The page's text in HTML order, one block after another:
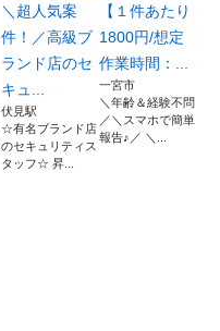
＼超人気案
件！／高級ブ
ランド店のセ
キュ...
伏見駅
☆有名ブランド店
のセキュリティス
タッフ☆ 昇...
【１件あたり
1800円/想定
作業時間：...
一宮市
＼年齢＆経験不問
／＼スマホで簡単
報告♪／ ＼...